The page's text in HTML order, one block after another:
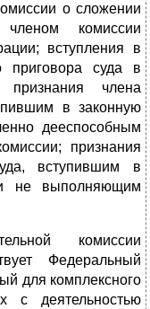
о сложении
комиссии
вступления в
приговора суда в
члена
в законную
дееспособным
признания
вступившим в
не выполняющим
комиссии
Федеральный
для комплексного
с деятельностью